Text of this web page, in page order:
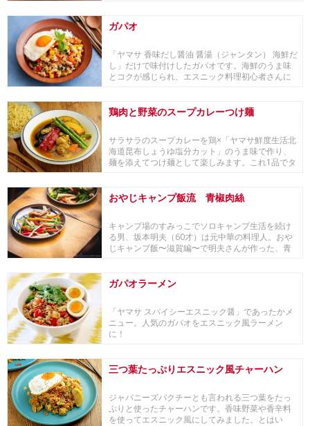
ガパオ
「ヤマサ 香味だし醤油 醤湯（ジャンタン） 海鮮だ
し」だけで味付けしたガパオです。海鮮のうま味
とコクが感じられ、エスニック料理初心者さんに
鶏肉と野菜のスープカレーつけ麺
サラサラのスープカレーを鶏×「ヤマサ鮮度生活北
海道昆布しょうゆ塩分カット」のうま味で作り、
麺を添えてつけ麺として楽しみます。これ1品でタ
おやじキャンプ飯流 青椒肉絲
キャンプ場のすみっこでソロキャンプ生活を続け
る男、坂本明夫（60才）は元中華の料理人。おや
じキャンプ飯〜滋賀編〜で明夫さんが作った、青
ガパオラーメン
「ヤマサ スパイシーエスニック醤」であったかメ
ニュー。人気のガパオをエスニック風ラーメン
に！
三つ葉たっぷりエスニック風チャーハン
ジャパニーズパクチーとも言われる三つ葉をたっ
ぷりと使ったチャーハンです。香味野菜や香辛料
を使ってエスニック風にしてみました。とはい